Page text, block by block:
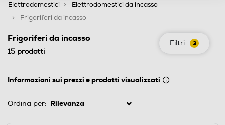
Elettrodomestici
Elettrodomestici da incasso
Frigoriferi da incasso
Filtri 3
Frigoriferi da incasso
15 prodotti
Informazioni sui prezzi e prodotti visualizzati
Ordina per: